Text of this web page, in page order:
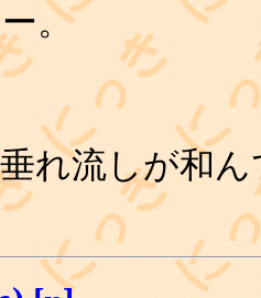
。
れ流しが和